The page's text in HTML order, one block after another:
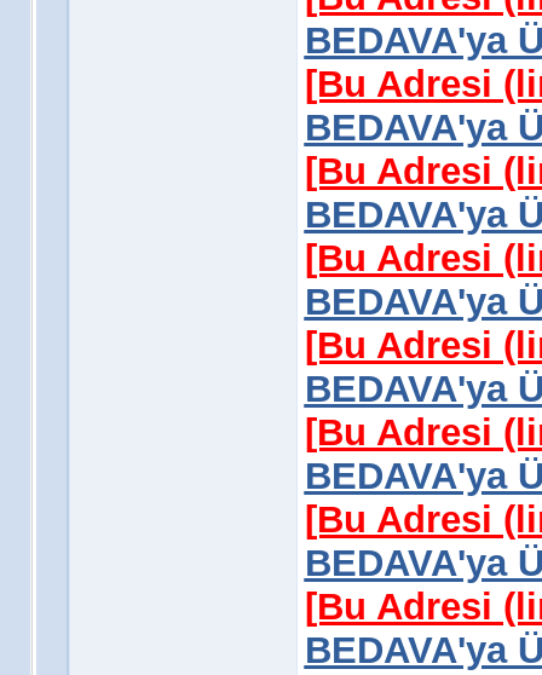
BEDAVA'ya
[Bu Adresi
BEDAVA'ya
[Bu Adresi
BEDAVA'ya
[Bu Adresi
BEDAVA'ya
[Bu Adresi
BEDAVA'ya
[Bu Adresi
BEDAVA'ya
[Bu Adresi
BEDAVA'ya
[Bu Adresi
BEDAVA'ya